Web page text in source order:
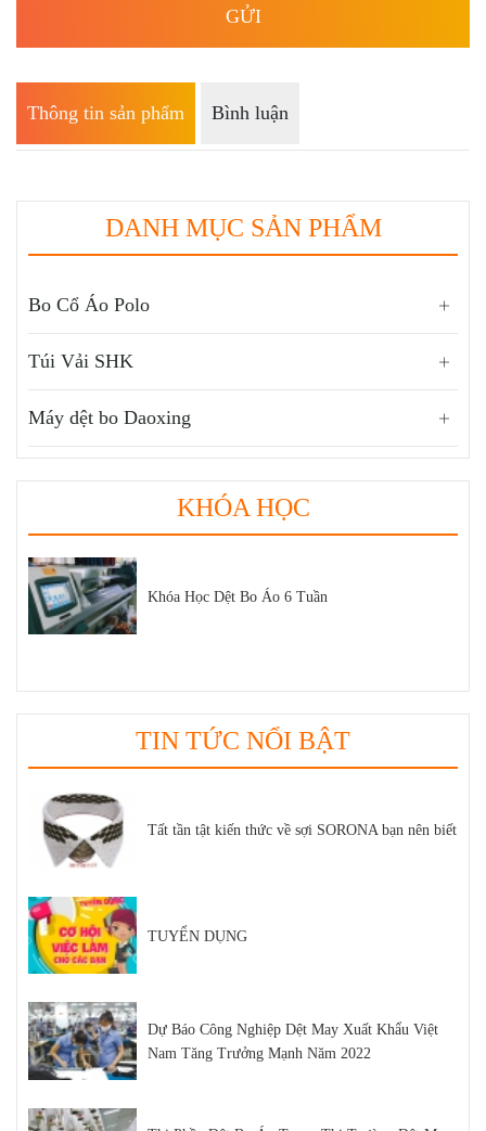
Thông tin sản phẩm Bình luận
DANH MỤC SẢN PHẨM
Bo Cổ Áo Polo
Túi Vải SHK
Máy dệt bo Daoxing
KHÓA HỌC
Khóa Học Dệt Bo Áo 6 Tuần
TIN TỨC NỔI BẬT
Tất tần tật kiến thức về sợi SORONA bạn nên biết
TUYỂN DỤNG
Dự Báo Công Nghiệp Dệt May Xuất Khẩu Việt
Nam Tăng Trưởng Mạnh Năm 2022